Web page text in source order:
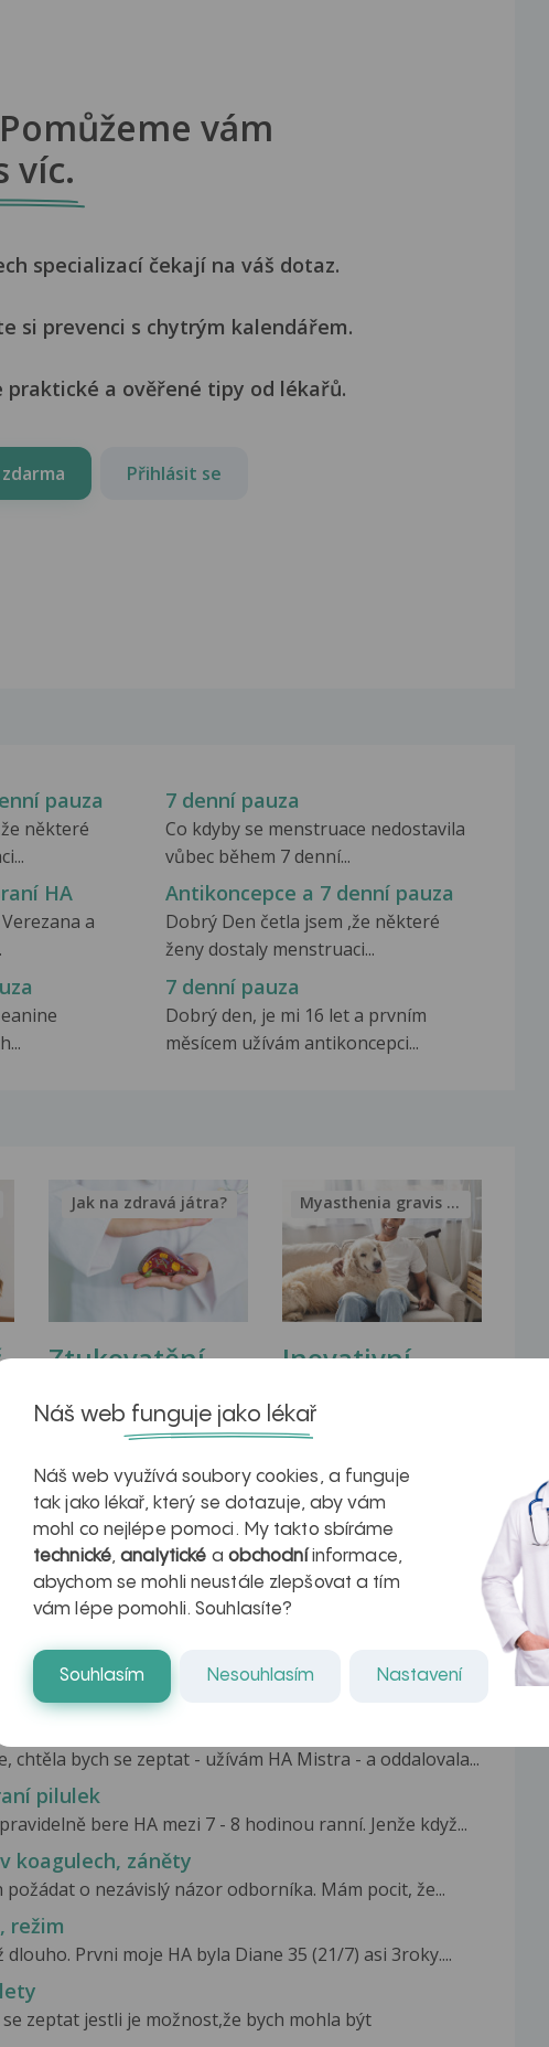
vám
víc.
specializací čekají na váš dotaz.
si prevenci s chytrým kalendářem.
praktické a ověřené tipy od lékařů.
Přihlásit se
pauza
některé
7 denní pauza
Co kdyby se menstruace nedostavila
vůbec během 7 denní...
HA
a
Antikoncepce a 7 denní pauza
Dobrý Den četla jsem ,že některé
ženy dostaly menstruaci...
7 denní pauza
Dobrý den, je mi 16 let a prvním
měsícem užívám antikoncepci...
Ztukovatění
jater v datech a
obrazech
Jak na zdravá játra?
Inovativní
léčba
myastenie –
naděje pro ty,
kteří ji...
Myasthenia gravis – vše, co...
pokračování v braní
chtěla bych se zeptat - užívám HA Mistra - a oddalovala...
pilulek
bere HA mezi 7 - 8 hodinou ranní. Jenže když...
koagulech, záněty
o nezávislý názor odborníka. Mám pocit, že...
režim
Prvni moje HA byla Diane 35 (21/7) asi 3roky....
zeptat jestli je možnost,že bych mohla být
Náš web funguje jako lékař
Náš web využívá soubory cookies, a funguje
tak jako lékař, který se dotazuje, aby vám
mohl co nejlépe pomoci. My takto sbíráme
technické,analytické a obchodníinformace,
abychom se mohli neustále zlepšovat a tím
vám lépe pomohli. Souhlasíte?
Souhlasím Nesouhlasím Nastavení